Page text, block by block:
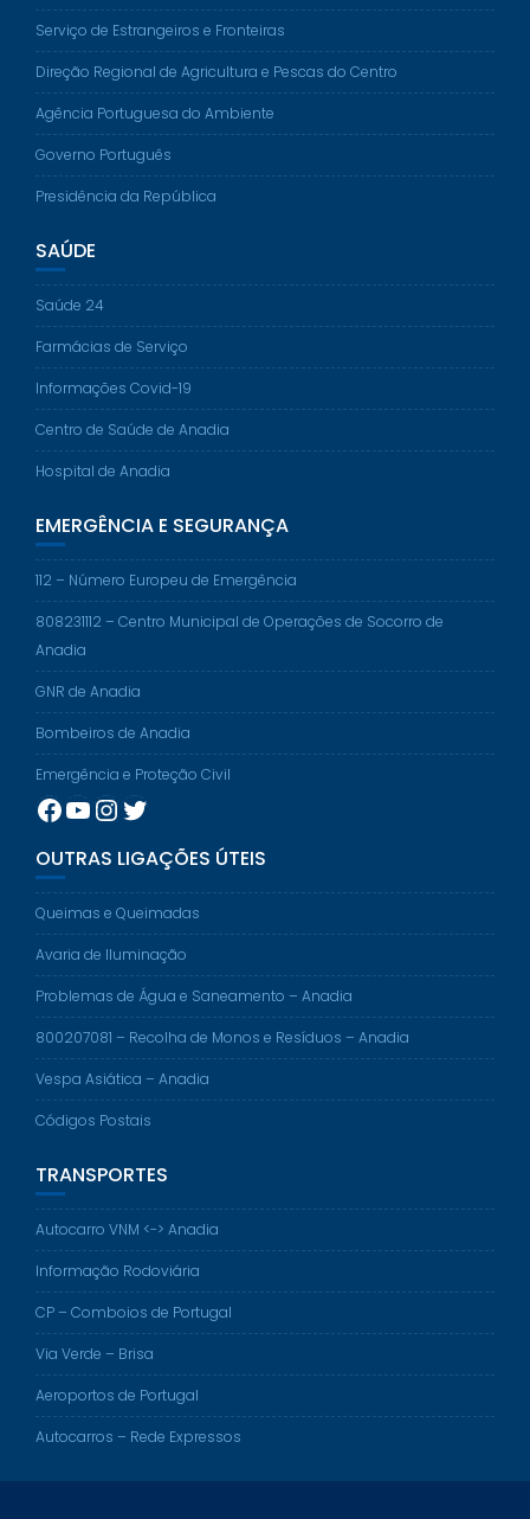
Serviço de Estrangeiros e Fronteiras
Direção Regional de Agricultura e Pescas do Centro
Agência Portuguesa do Ambiente
Governo Português
Presidência da República
SAÚDE
Saúde 24
Farmácias de Serviço
Informações Covid-19
Centro de Saúde de Anadia
Hospital de Anadia
EMERGÊNCIA E SEGURANÇA
112 – Número Europeu de Emergência
808231112 – Centro Municipal de Operações de Socorro de
Anadia
GNR de Anadia
Bombeiros de Anadia
Emergência e Proteção Civil
Facebook
YouTube
Instagram
Twitter
OUTRAS LIGAÇÕES ÚTEIS
Queimas e Queimadas
Avaria de Iluminação
Problemas de Água e Saneamento – Anadia
800207081 – Recolha de Monos e Resíduos – Anadia
Vespa Asiática – Anadia
Códigos Postais
TRANSPORTES
Autocarro VNM <-> Anadia
Informação Rodoviária
CP – Comboios de Portugal
Via Verde – Brisa
Aeroportos de Portugal
Autocarros – Rede Expressos